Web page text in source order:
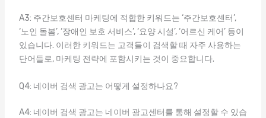
A3: 주간보호센터 마케팅에 적합한 키워드는 ‘주간보호센터’,
‘노인 돌봄’, ‘장애인 보호 서비스’, ‘요양 시설’, ‘어르신 케어’ 등이
있습니다. 이러한 키워드는 고객들이 검색할 때 자주 사용하는
단어들로, 마케팅 전략에 포함시키는 것이 중요합니다.
Q4: 네이버 검색 광고는 어떻게 설정하나요?
A4: 네이버 검색 광고는 네이버 광고센터를 통해 설정할 수 있습